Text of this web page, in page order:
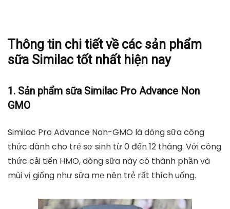
Thông tin chi tiết về các sản phẩm
sữa Similac tốt nhất hiện nay
1. Sản phẩm sữa Similac Pro Advance Non
GMO
Similac Pro Advance Non-GMO là dòng sữa công
thức dành cho trẻ sơ sinh từ 0 đến 12 tháng. Với công
thức cải tiến HMO, dòng sữa này có thành phần và
mùi vị giống như sữa mẹ nên trẻ rất thích uống.